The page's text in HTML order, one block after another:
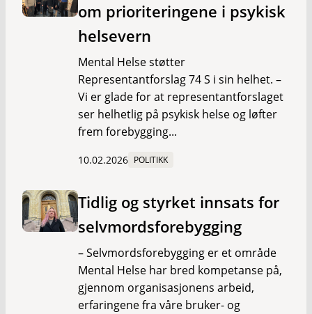
om prioriteringene i psykisk
helsevern
Mental Helse støtter
Representantforslag 74 S i sin helhet. –
Vi er glade for at representantforslaget
ser helhetlig på psykisk helse og løfter
frem forebygging...
10.02.2026 POLITIKK
Tidlig og styrket innsats for
selvmordsforebygging
– Selvmordsforebygging er et område
Mental Helse har bred kompetanse på,
gjennom organisasjonens arbeid,
erfaringene fra våre bruker- og